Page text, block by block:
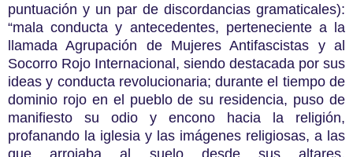
puntuación y un par de discordancias gramaticales):
“mala conducta y antecedentes, perteneciente a la
llamada Agrupación de Mujeres Antifascistas y al
Socorro Rojo Internacional, siendo destacada por sus
ideas y conducta revolucionaria; durante el tiempo de
dominio rojo en el pueblo de su residencia, puso de
manifiesto su odio y encono hacia la religión,
profanando la iglesia y las imágenes religiosas, a las
que arrojaba al suelo desde sus altares,